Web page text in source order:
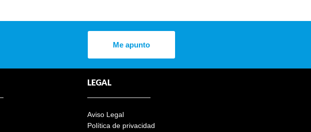
Me apunto
LEGAL
Aviso Legal
Política de privacidad